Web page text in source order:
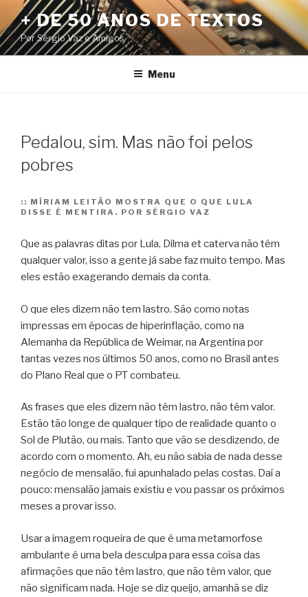
Pular
para
o
conteúdo
+ DE 50 ANOS DE TEXTOS
Por Sérgio Vaz e Amigos
Menu
Pedalou, sim. Mas não foi pelos
pobres
:: MÍRIAM LEITÃO MOSTRA QUE O QUE LULA
DISSE É MENTIRA. POR SÉRGIO VAZ
Que as palavras ditas por Lula, Dilma et caterva não têm
qualquer valor, isso a gente já sabe faz muito tempo. Mas
eles estão exagerando demais da conta.
O que eles dizem não tem lastro. São como notas
impressas em épocas de hiperinflação, como na
Alemanha da República de Weimar, na Argentina por
tantas vezes nos últimos 50 anos, como no Brasil antes
do Plano Real que o PT combateu.
As frases que eles dizem não têm lastro, não têm valor.
Estão tão longe de qualquer tipo de realidade quanto o
Sol de Plutão, ou mais. Tanto que vão se desdizendo, de
acordo com o momento. Ah, eu não sabia de nada desse
negócio de mensalão, fui apunhalado pelas costas. Daí a
pouco: mensalão jamais existiu e vou passar os próximos
meses a provar isso.
Usar a imagem roqueira de que é uma metamorfose
ambulante é uma bela desculpa para essa coisa das
afirmações que não têm lastro, que não têm valor, que
não significam nada. Hoje se diz queijo, amanhã se diz